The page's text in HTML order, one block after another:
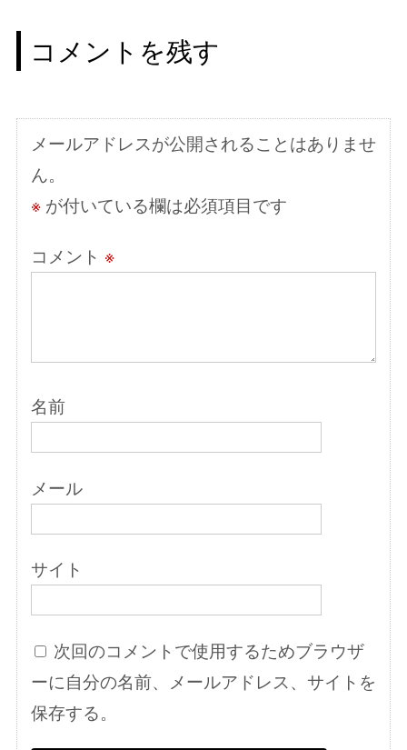
ビ
ゲ
シ
ョ
ン
コメントを残す
メールアドレスが公開されることはありませ
ん。
※が付いている欄は必須項目です
コメント ※
名前
メール
サイト
次回のコメントで使用するためブラウザ
ーに自分の名前、メールアドレス、サイトを
保存する。